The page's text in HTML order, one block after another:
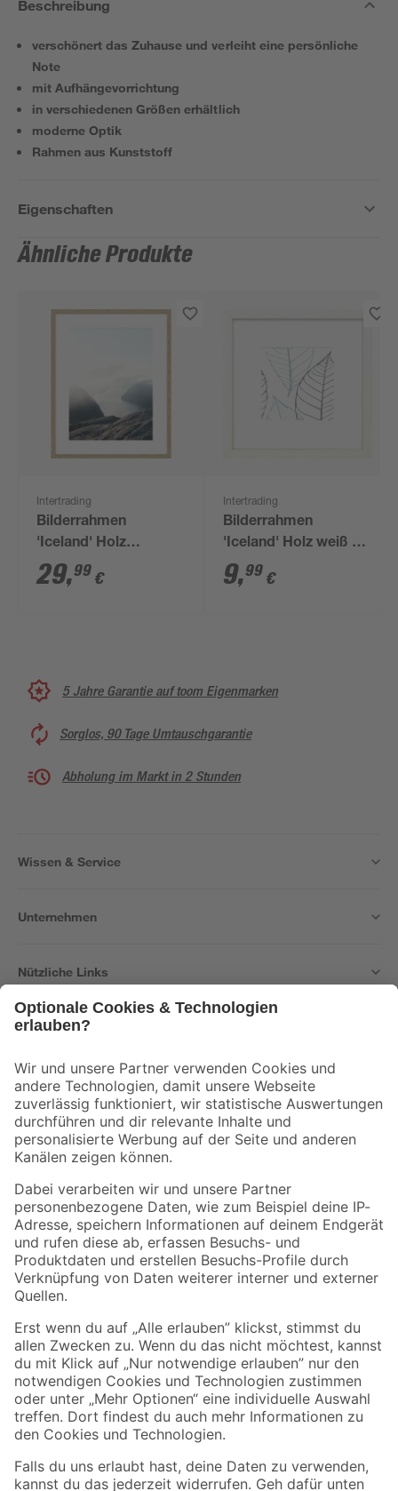
Beschreibung
verschönert das Zuhause und verleiht eine persönliche
Note
mit Aufhängevorrichtung
in verschiedenen Größen erhältlich
moderne Optik
Rahmen aus Kunststoff
Eigenschaften
Ähnliche Produkte
Intertrading
Bilderrahmen
'Iceland' Holz
eichefarben 40 x 50
cm, Passepartout
29,99 €
Intertrading
Bilderrahmen
'Iceland' Holz weiß 23
x 23 cm,
Passepartout
9,99 €
5 Jahre Garantie auf toom Eigenmarken
Sorglos, 90 Tage Umtauschgarantie
Abholung im Markt in 2 Stunden
Wissen & Service
Unternehmen
Nützliche Links
Der toom Newsletter: Keine Angebote und Aktionen mehr verpassen!
Zur Newsletter Anmeldung
Folge uns
Zahlungsarten Versandarten
Sicher einkaufen
Jetzt die toom-App herunterladen